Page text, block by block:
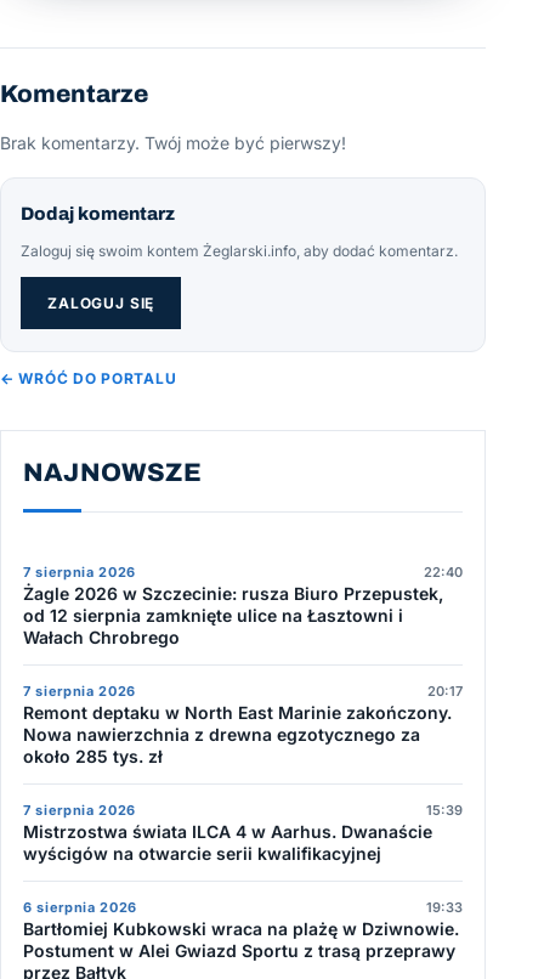
Komentarze
Brak komentarzy. Twój może być pierwszy!
Dodaj komentarz
Zaloguj się swoim kontem Żeglarski.info, aby dodać komentarz.
ZALOGUJ SIĘ
← WRÓĆ DO PORTALU
NAJNOWSZE
7 sierpnia 2026 22:40
Żagle 2026 w Szczecinie: rusza Biuro Przepustek,
od 12 sierpnia zamknięte ulice na Łasztowni i
Wałach Chrobrego
7 sierpnia 2026 20:17
Remont deptaku w North East Marinie zakończony.
Nowa nawierzchnia z drewna egzotycznego za
około 285 tys. zł
7 sierpnia 2026 15:39
Mistrzostwa świata ILCA 4 w Aarhus. Dwanaście
wyścigów na otwarcie serii kwalifikacyjnej
6 sierpnia 2026 19:33
Bartłomiej Kubkowski wraca na plażę w Dziwnowie.
Postument w Alei Gwiazd Sportu z trasą przeprawy
przez Bałtyk